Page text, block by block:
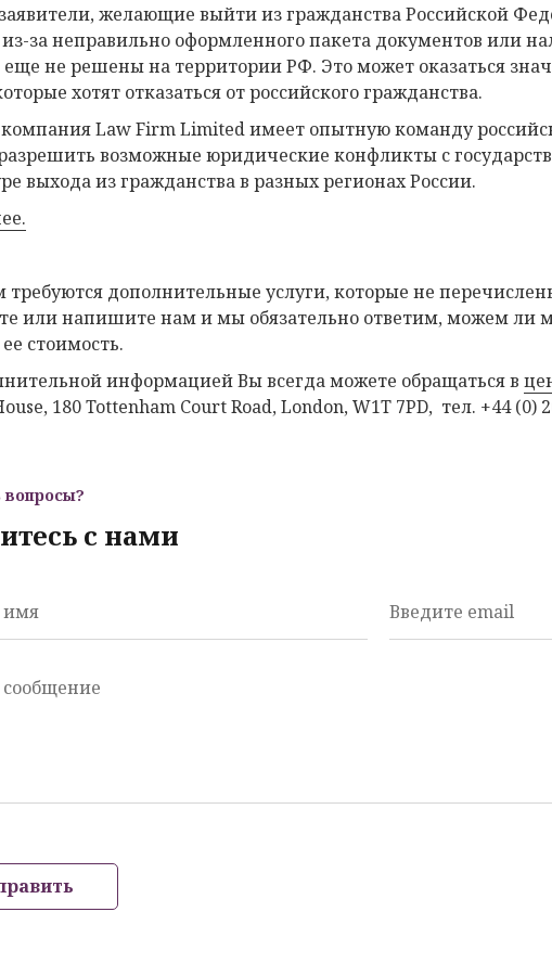
желающие выйти из гражданства Российской
за неправильно оформленного пакета документов или
еще не решены на территории РФ. Это может оказаться
хотят отказаться от российского гражданства.
Law Firm Limited имеет опытную команду
возможные юридические конфликты с
выхода из гражданства в разных регионах России.
требуются дополнительные услуги, которые не
или напишите нам и мы обязательно ответим, можем ли
стоимость.
информацией Вы всегда можете обращаться в
180 Tottenham Court Road, London, W1T 7PD, тел. +44 (0)
вопросы?
с нами
имя Введите email